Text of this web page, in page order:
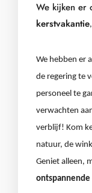
We kijken er
kerstvakantie,
We hebben er
de regering te
personeel te
verwachten
verblijf! Kom
natuur, de
Geniet alleen,